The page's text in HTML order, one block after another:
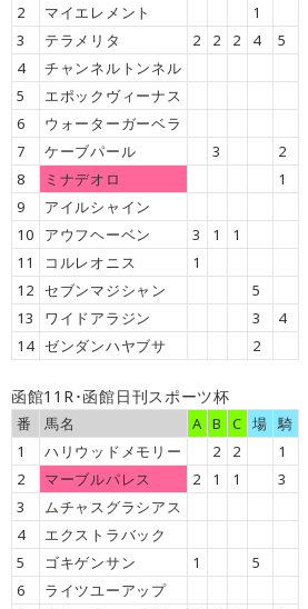
2
マイエレメント
1
3
テラメリタ 2 2 2 4
5
4
チャンネルトンネル
5
エポックヴィーナス
6
ウォーターガーベラ
7
ケーブパール 3
2
8
ミナデオロ
1
9
アイルシャイン
10
アウフヘーベン 3 1
1
11
コルレオニス
1
12
セブンマジシャン
5
13
ワイドアラジン 3
4
14 ゼンダンハヤブサ 2
函館11R･函館日刊スポーツ杯
番 馬名 A B C 場 騎
1
ハリウッドメモリー 2 2
1
2
マーブルパレス 2 1 1
3
3
ムチャスグラシアス
4
エクストラバック
5
ゴキゲンサン 1
5
6
ライツユーアップ